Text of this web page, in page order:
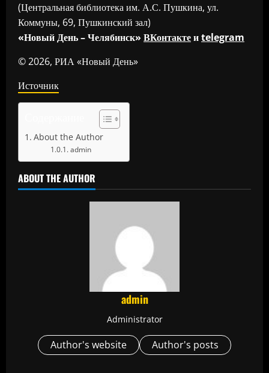
(Центральная библиотека им. А.С. Пушкина, ул.
Коммуны, 69, Пушкинский зал)
«Новый День – Челябинск» ВКонтактеиtelegram
© 2026, РИА «Новый День»
Источник
About the Author
admin
ABOUT THE AUTHOR
admin
Administrator
Author's website Author's posts